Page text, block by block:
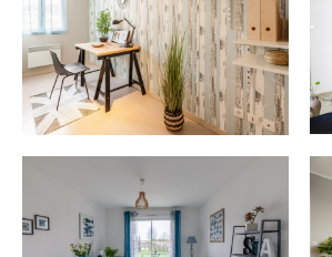
DARNETAL
Maison de ville